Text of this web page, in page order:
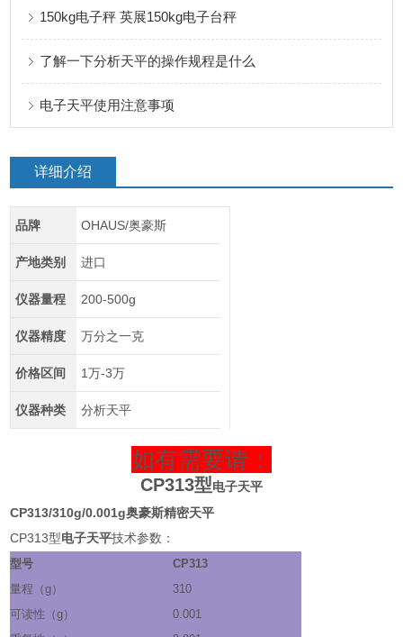
150kg电子秤 英展150kg电子台秤
了解一下分析天平的操作规程是什么
电子天平使用注意事项
详细介绍
品牌 OHAUS/奥豪斯
产地类别 进口
仪器量程 200-500g
仪器精度 万分之一克
价格区间 1万-3万
仪器种类 分析天平
如有需要请：
CP313型电子天平
CP313/310g/0.001g奥豪斯精密天平
CP313型电子天平技术参数：
型号
CP313
量程（g）
310
可读性（g）
0.001